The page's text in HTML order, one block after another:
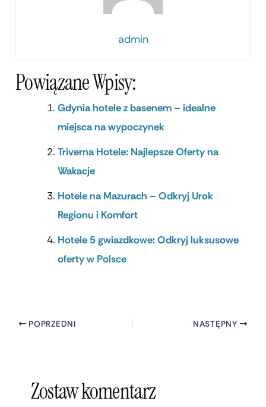
admin
Powiązane Wpisy:
Gdynia hotele z basenem – idealne
miejsca na wypoczynek
Triverna Hotele: Najlepsze Oferty na
Wakacje
Hotele na Mazurach – Odkryj Urok
Regionu i Komfort
Hotele 5 gwiazdkowe: Odkryj luksusowe
oferty w Polsce
POPRZEDNI NASTĘPNY
Zostaw komentarz